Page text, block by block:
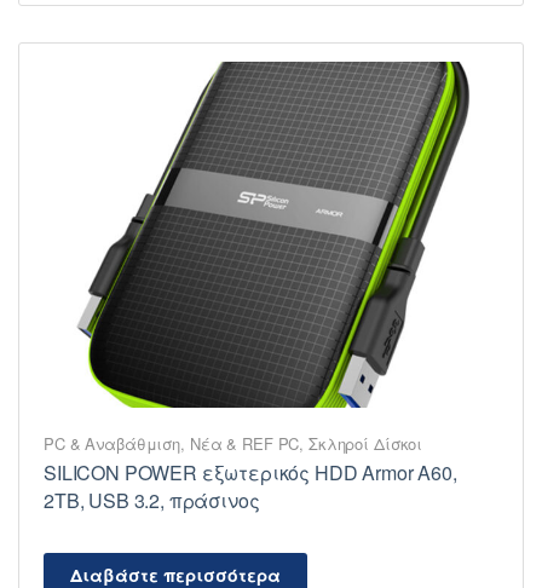
PC & Αναβάθμιση, Νέα & REF PC,Σκληροί Δίσκοι
SILICON POWER εξωτερικός HDD Armor A60,
2TB, USB 3.2, πράσινος
Διαβάστε περισσότερα